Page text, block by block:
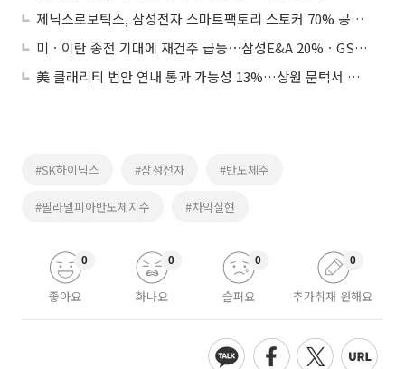
제닉스로보틱스, 삼성전자 스마트팩토리 스토커 70% 공급 기대감에 상승세
미ㆍ이란 종전 기대에 재건주 급등⋯삼성E&A 20%ㆍGS건설 9%↑
美 클래리티 법안 연내 통과 가능성 13%…상원 문턱서 제동
#SK하이닉스 #삼성전자 #반도체주
#필라델피아반도체지수 #차익실현
좋아요
0
화나요
0
슬퍼요
0
추가취재 원해요
0